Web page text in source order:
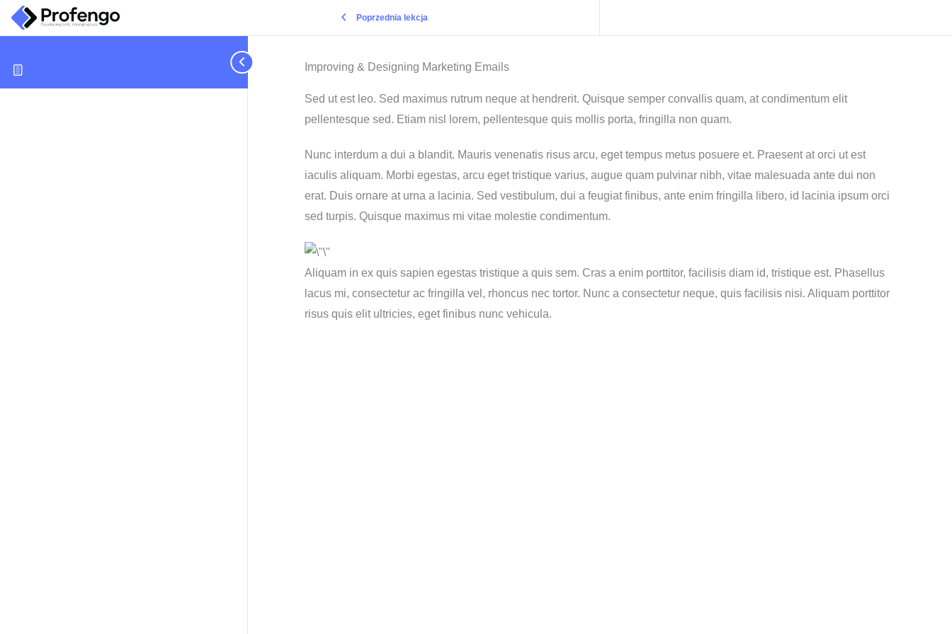
Poprzednia lekcja
Improving & Designing Marketing Emails
Sed ut est leo. Sed maximus rutrum neque at hendrerit. Quisque semper convallis quam, at condimentum elit
pellentesque sed. Etiam nisl lorem, pellentesque quis mollis porta, fringilla non quam.
Nunc interdum a dui a blandit. Mauris venenatis risus arcu, eget tempus metus posuere et. Praesent at orci ut est
iaculis aliquam. Morbi egestas, arcu eget tristique varius, augue quam pulvinar nibh, vitae malesuada ante dui non
erat. Duis ornare at urna a lacinia. Sed vestibulum, dui a feugiat finibus, ante enim fringilla libero, id lacinia ipsum orci
sed turpis. Quisque maximus mi vitae molestie condimentum.
Aliquam in ex quis sapien egestas tristique a quis sem. Cras a enim porttitor, facilisis diam id, tristique est. Phasellus
lacus mi, consectetur ac fringilla vel, rhoncus nec tortor. Nunc a consectetur neque, quis facilisis nisi. Aliquam porttitor
risus quis elit ultricies, eget finibus nunc vehicula.